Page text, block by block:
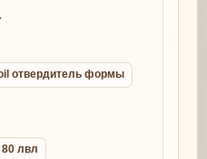
отвердитель формы
лвл